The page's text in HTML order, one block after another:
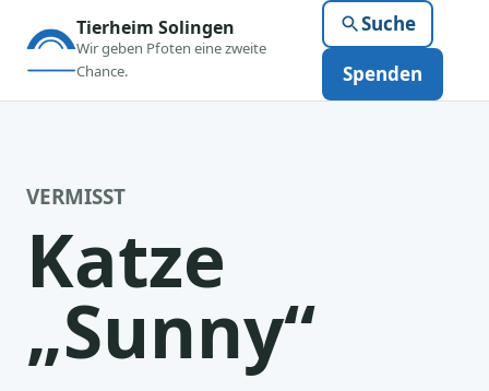
Tierheim Solingen
Wir geben Pfoten eine zweite
Chance.
Suche
Spenden
VERMISST
Katze
„Sunny“